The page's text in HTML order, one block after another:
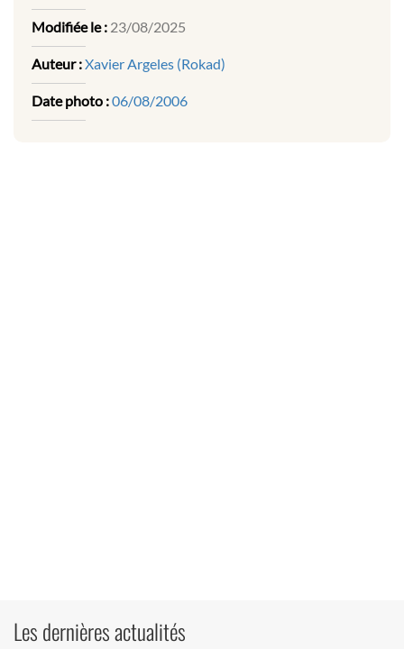
Modifiée le : 23/08/2025
Auteur :Xavier Argeles (Rokad)
Date photo :06/08/2006
Les dernières actualités